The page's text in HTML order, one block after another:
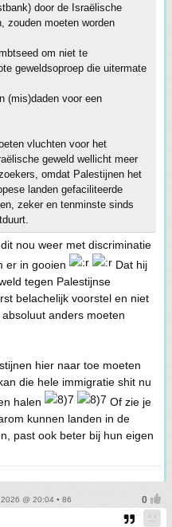
door de Israëlische
zouden moeten worden
om niet te
geweldsoproep die uitermate
(mis)daden voor een
vluchten voor het
geweld wellicht meer
omdat Palestijnen het
landen gefaciliteerde
zeker en tenminste sinds
nou weer met discriminatie
er in gooien
Dat hij
tegen Palestijnse
belachelijk voorstel en niet
anders moeten
hier naar toe moeten
die hele immigratie shit nu
halen
Of zie je
kunnen landen in de
past ook beter bij hun eigen
@ 20:04 • 86